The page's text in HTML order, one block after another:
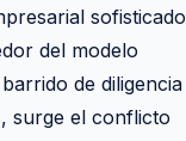
sofisticado
del modelo
de diligencia
surge el conflicto